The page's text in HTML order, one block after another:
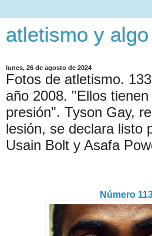
atletismo y
lunes, 26 de agosto de 2024
Fotos de atletismo.
año 2008. "Ellos
presión". Tyson Gay,
lesión, se declara listo
Usain Bolt y Asafa
Número